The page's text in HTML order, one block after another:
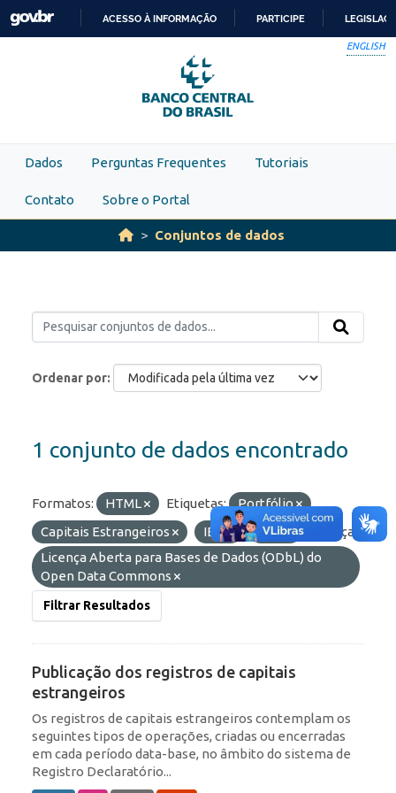
Skip to main content
PARA
O
CONTEÚDO
ACESSO À INFORMAÇÃO PARTICIPE
ENGLISH
Dados Perguntas Frequentes Tutoriais
Contato Sobre o Portal
Conjuntos de dados
Ordenar por
1 conjunto de dados encontrado
Formatos: HTML Etiquetas:
Portfólio
Capitais Estrangeiros
IED ROF
Licenças:
Licença Aberta para Bases de Dados (ODbL) do
Open Data Commons
Filtrar Resultados
Publicação dos registros de capitais
estrangeiros
Os registros de capitais estrangeiros contemplam os
seguintes tipos de operações, criadas ou encerradas
em cada período data-base, no âmbito do sistema de
Registro Declaratório...